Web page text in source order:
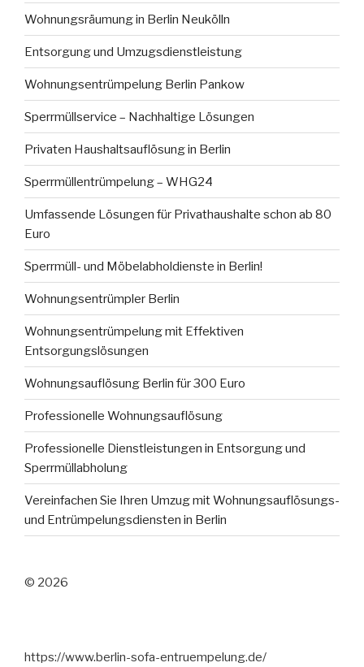
Wohnungsräumung in Berlin Neukölln
Entsorgung und Umzugsdienstleistung
Wohnungsentrümpelung Berlin Pankow
Sperrmüllservice – Nachhaltige Lösungen
Privaten Haushaltsauflösung in Berlin
Sperrmüllentrümpelung – WHG24
Umfassende Lösungen für Privathaushalte schon ab 80
Euro
Sperrmüll- und Möbelabholdienste in Berlin!
Wohnungsentrümpler Berlin
Wohnungsentrümpelung mit Effektiven
Entsorgungslösungen
Wohnungsauflösung Berlin für 300 Euro
Professionelle Wohnungsauflösung
Professionelle Dienstleistungen in Entsorgung und
Sperrmüllabholung
Vereinfachen Sie Ihren Umzug mit Wohnungsauflösungs-
und Entrümpelungsdiensten in Berlin
© 2026
https://www.berlin-sofa-entruempelung.de/